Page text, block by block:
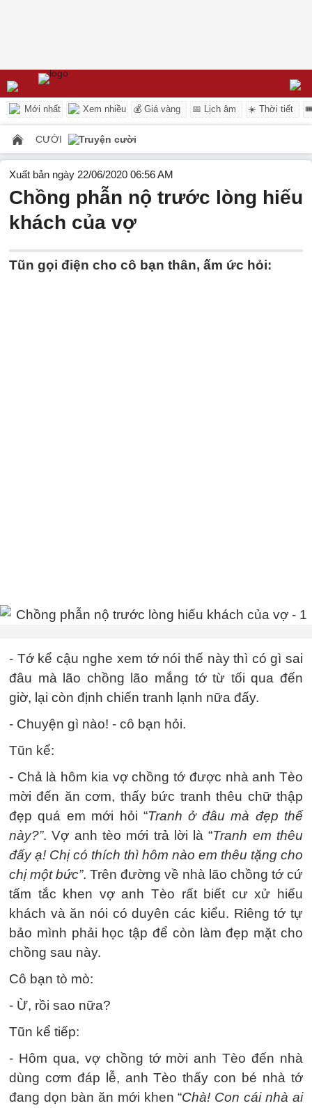
Mới nhất Xem nhiều 💰 Giá vàng 📅 Lịch âm ☀️ Thời tiết
CƯỜI Truyện cười
Xuất bản ngày 22/06/2020 06:56 AM
Chồng phẫn nộ trước lòng hiếu
khách của vợ
Tũn gọi điện cho cô bạn thân, ấm ức hỏi:
- Tớ kể cậu nghe xem tớ nói thế này thì có gì sai
đâu mà lão chồng lão mắng tớ từ tối qua đến
giờ, lại còn định chiến tranh lạnh nữa đấy.
- Chuyện gì nào! - cô bạn hỏi.
Tũn kể:
- Chả là hôm kia vợ chồng tớ được nhà anh Tèo
mời đến ăn cơm, thấy bức tranh thêu chữ thập
đẹp quá em mới hỏi “Tranh ở đâu mà đẹp thế
này?”. Vợ anh tèo mới trả lời là “Tranh em thêu
đấy ạ! Chị có thích thì hôm nào em thêu tặng cho
chị một bức”. Trên đường về nhà lão chồng tớ cứ
tấm tắc khen vợ anh Tèo rất biết cư xử hiếu
khách và ăn nói có duyên các kiểu. Riêng tớ tự
bảo mình phải học tập để còn làm đẹp mặt cho
chồng sau này.
Cô bạn tò mò:
- Ừ, rồi sao nữa?
Tũn kể tiếp:
- Hôm qua, vợ chồng tớ mời anh Tèo đến nhà
dùng cơm đáp lễ, anh Tèo thấy con bé nhà tớ
đang dọn bàn ăn mới khen “Chà! Con cái nhà ai